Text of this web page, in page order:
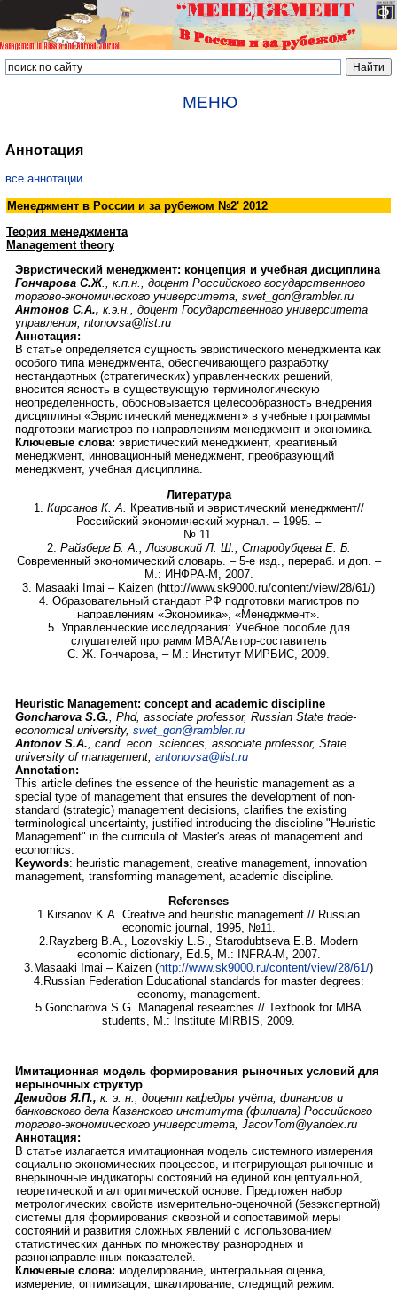
МЕНЮ
Аннотация
все аннотации
Менеджмент в России и за рубежом №2' 2012
Теория менеджмента
Management theory
Эвристический менеджмент: концепция и учебная дисциплина
Гончарова С.Ж., к.п.н., доцент Российского государственного
торгово-экономического университета, swet_gon@rambler.ru
Антонов С.А., к.э.н., доцент Государственного университета
управления, ntonovsa@list.ru
Аннотация:
В статье определяется сущность эвристического менеджмента как
особого типа менеджмента, обеспечивающего разработку
нестандартных (стратегических) управленческих решений,
вносится ясность в существующую терминологическую
неопределенность, обосновывается целесообразность внедрения
дисциплины «Эвристический менеджмент» в учебные программы
подготовки магистров по направлениям менеджмент и экономика.
Ключевые слова: эвристический менеджмент, креативный
менеджмент, инновационный менеджмент, преобразующий
менеджмент, учебная дисциплина.
Литература
1. Кирсанов К. А. Креативный и эвристический менеджмент//
Российский экономический журнал. – 1995. –
№ 11.
2. Райзберг Б. А., Лозовский Л. Ш., Стародубцева Е. Б.
Современный экономический словарь. – 5-е изд., перераб. и доп. –
М.: ИНФРА-М, 2007.
3. Masaaki Imai – Kaizen (http://www.sk9000.ru/content/view/28/61/)
4. Образовательный стандарт РФ подготовки магистров по
направлениям «Экономика», «Менеджмент».
5. Управленческие исследования: Учебное пособие для
слушателей программ МВА/Автор-составитель
С. Ж. Гончарова, – М.: Институт МИРБИС, 2009.
Heuristic Management: concept and academic discipline
Goncharova S.G., Phd, associate professor, Russian State trade-
economical university, swet_gon@rambler.ru
Antonov S.A., cand. econ. sciences, associate professor, State
university of management, antonovsa@list.ru
Annotation:
This article defines the essence of the heuristic management as a
special type of management that ensures the development of non-
standard (strategic) management decisions, clarifies the existing
terminological uncertainty, justified introducing the discipline "Heuristic
Management" in the curricula of Master's areas of management and
economics.
Keywords: heuristic management, creative management, innovation
management, transforming management, academic discipline.
Referenses
1.Kirsanov K.A. Creative and heuristic management // Russian
economic journal, 1995, №11.
2.Rayzberg B.A., Lozovskiy L.S., Starodubtseva E.B. Modern
economic dictionary, Ed.5, M.: INFRA-M, 2007.
3.Masaaki Imai – Kaizen (http://www.sk9000.ru/content/view/28/61/)
4.Russian Federation Educational standards for master degrees:
economy, management.
5.Goncharova S.G. Managerial researches // Textbook for MBA
students, M.: Institute MIRBIS, 2009.
Имитационная модель формирования рыночных условий для
нерыночных структур
Демидов Я.П., к. э. н., доцент кафедры учёта, финансов и
банковского дела Казанского института (филиала) Российского
торгово-экономического университета, JacovTom@yandex.ru
Аннотация:
В статье излагается имитационная модель системного измерения
социально-экономических процессов, интегрирующая рыночные и
внерыночные индикаторы состояний на единой концептуальной,
теоретической и алгоритмической основе. Предложен набор
метрологических свойств измерительно-оценочной (безэкспертной)
системы для формирования сквозной и сопоставимой меры
состояний и развития сложных явлений с использованием
статистических данных по множеству разнородных и
разнонаправленных показателей.
Ключевые слова: моделирование, интегральная оценка,
измерение, оптимизация, шкалирование, следящий режим.